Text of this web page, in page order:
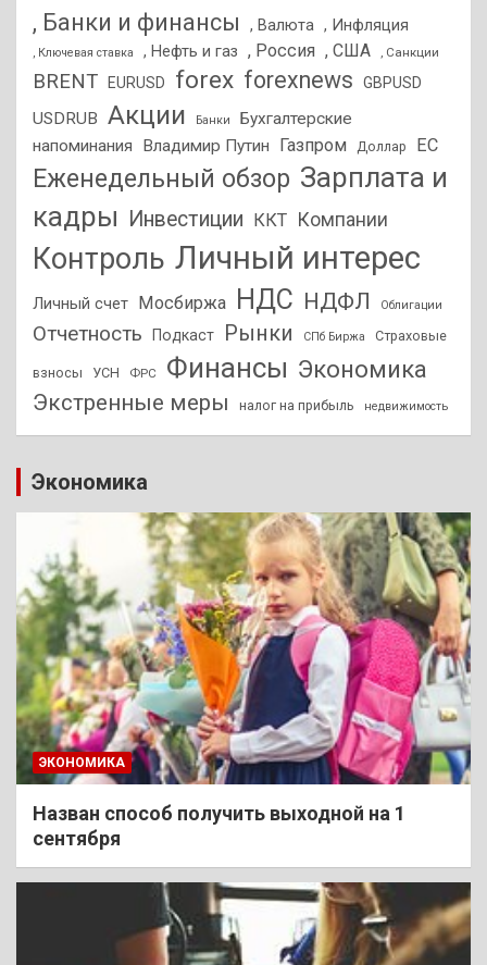
, Банки и финансы , Валюта , Инфляция
, Ключевая ставка , Нефть и газ , Россия , США , Санкции
BRENT EURUSD forex forexnews GBPUSD
USDRUB Акции Банки
Бухгалтерские
напоминания
Владимир Путин Газпром Доллар ЕС
Еженедельный обзор Зарплата и
кадры
Инвестиции ККТ Компании
Контроль Личный интерес
Личный счет Мосбиржа НДС НДФЛ Облигации
Отчетность Подкаст Рынки СПб Биржа Страховые
взносы УСН ФРС Финансы Экономика
Экстренные меры налог на прибыль недвижимость
Экономика
ЭКОНОМИКА
Назван способ получить выходной на 1
сентября